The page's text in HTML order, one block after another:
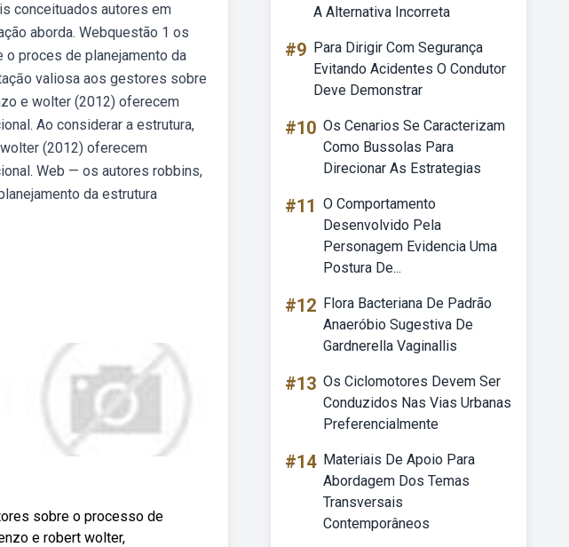
conceituados autores em
aborda. Webquestão 1 os
proces de planejamento da
valiosa aos gestores sobre
e wolter (2012) oferecem
Ao considerar a estrutura,
(2012) oferecem
Web — os autores robbins,
da estrutura
sobre o processo de
e robert wolter,
A Alternativa Incorreta
#9 Para Dirigir Com Segurança
Evitando Acidentes O Condutor
Deve Demonstrar
#10 Os Cenarios Se Caracterizam
Como Bussolas Para
Direcionar As Estrategias
#11 O Comportamento
Desenvolvido Pela
Personagem Evidencia Uma
Postura De...
#12 Flora Bacteriana De Padrão
Anaeróbio Sugestiva De
Gardnerella Vaginallis
#13 Os Ciclomotores Devem Ser
Conduzidos Nas Vias Urbanas
Preferencialmente
#14 Materiais De Apoio Para
Abordagem Dos Temas
Transversais
Contemporâneos